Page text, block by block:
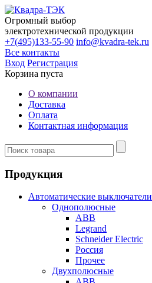
Огромный выбор
электротехнической продукции
+7(495)133-55-90 info@kvadra-tek.ru
Все контакты
Вход Регистрация
Корзина пуста
О компании
Доставка
Оплата
Контактная информация
Продукция
Автоматические выключатели
Однополюсные
ABB
Legrand
Schneider Electric
Россия
Прочее
Двухполюсные